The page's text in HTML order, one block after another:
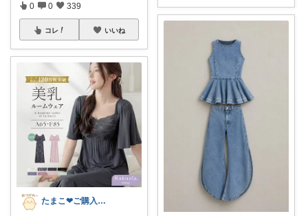
0 0 339
コレ いいね
たまこ❤ご購入感謝！